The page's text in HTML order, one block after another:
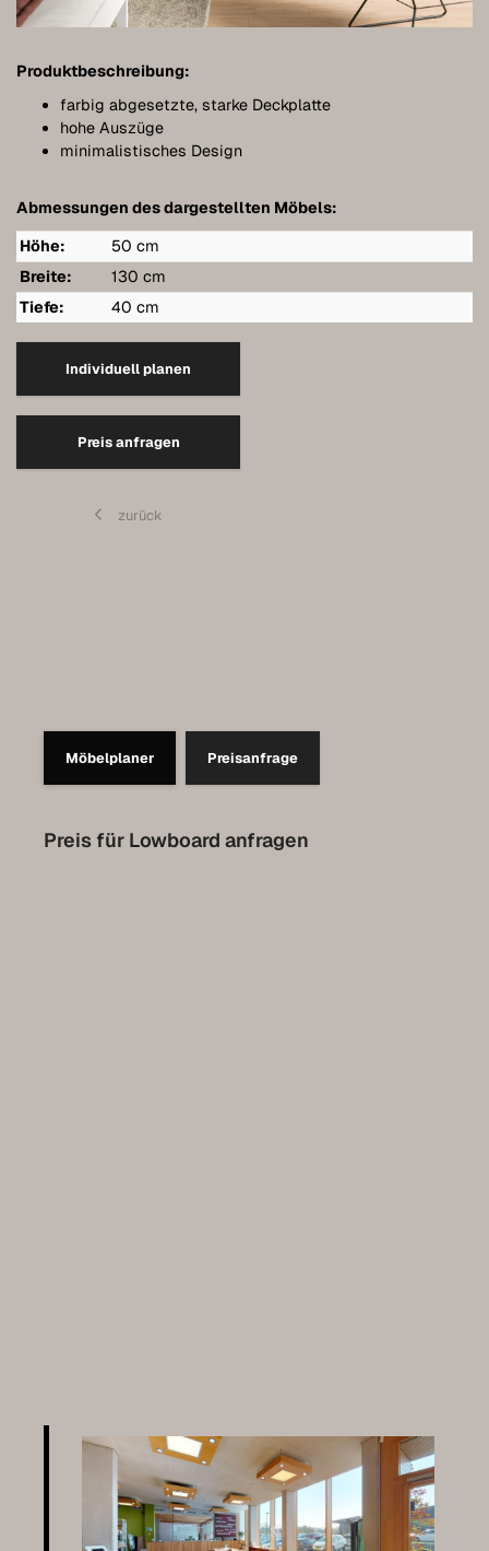
Produktbeschreibung:
farbig abgesetzte, starke Deckplatte
hohe Auszüge
minimalistisches Design
Abmessungen des dargestellten Möbels:
Höhe:
50 cm
Breite:
130 cm
Tiefe:
40 cm
Individuell planen
Preis anfragen
zurück
Möbelplaner Preisanfrage
Preis für Lowboard anfragen
Bathroom furniture
Wall-mounted sideboards
Wardrobes
Shelving
Sideboards
Wall cabinets
Quality of our furniture
Care